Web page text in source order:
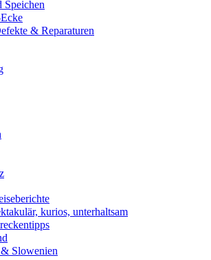
& Reparaturen
kurios, unterhaltsam
Slowenien